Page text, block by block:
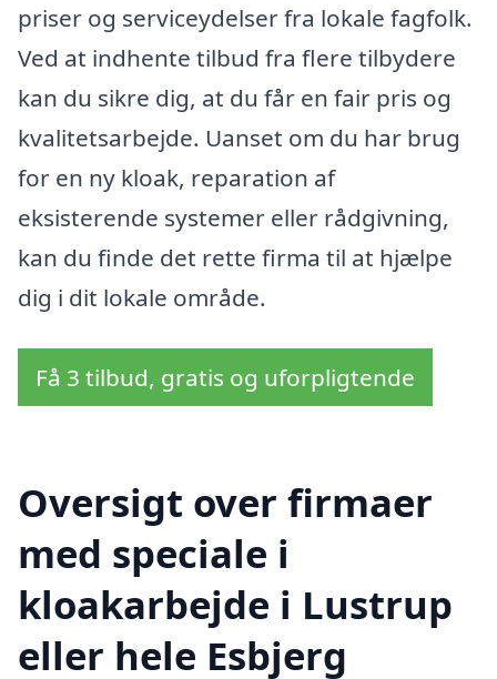
priser og serviceydelser fra lokale fagfolk.
Ved at indhente tilbud fra flere tilbydere
kan du sikre dig, at du får en fair pris og
kvalitetsarbejde. Uanset om du har brug
for en ny kloak, reparation af
eksisterende systemer eller rådgivning,
kan du finde det rette firma til at hjælpe
dig i dit lokale område.
Få 3 tilbud, gratis og uforpligtende
Oversigt over firmaer
med speciale i
kloakarbejde i Lustrup
eller hele Esbjerg